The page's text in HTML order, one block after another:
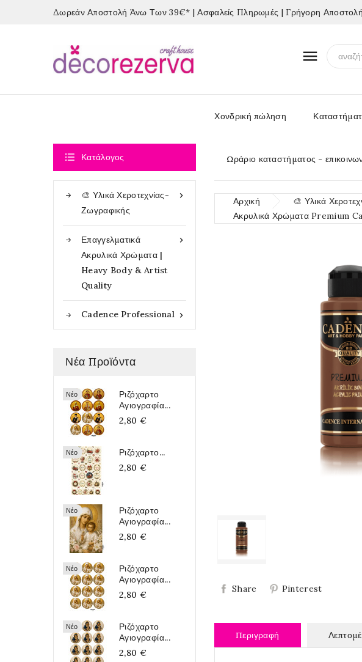
Δωρεάν Αποστολή Άνω Των 39€* | Ασφαλείς Πληρωμές | Γρήγορη Αποστολή

Χονδρική πώληση
Ωράριο καταστήματος -
 Κατάλογος

🎨 Υλικά Χεροτεχνίας-
Ζωγραφικής

Επαγγελματικά
Ακρυλικά Χρώματα |
Heavy Body & Artist
Quality

Cadence Professional
Νέα Προϊόντα
Νέο
Ριζόχαρτο
Αγιογραφία...
2,80 €
Νέο
Ριζόχαρτο...
2,80 €
Νέο
Ριζόχαρτο
Αγιογραφία...
2,80 €
Νέο
Ριζόχαρτο
Αγιογραφία...
2,80 €
Νέο
Ριζόχαρτο
Αγιογραφία...
2,80 €
Αρχική 🎨 Υλικά
Ακρυλικά Χρώματα Premium
Share Pinterest
Περιγραφή